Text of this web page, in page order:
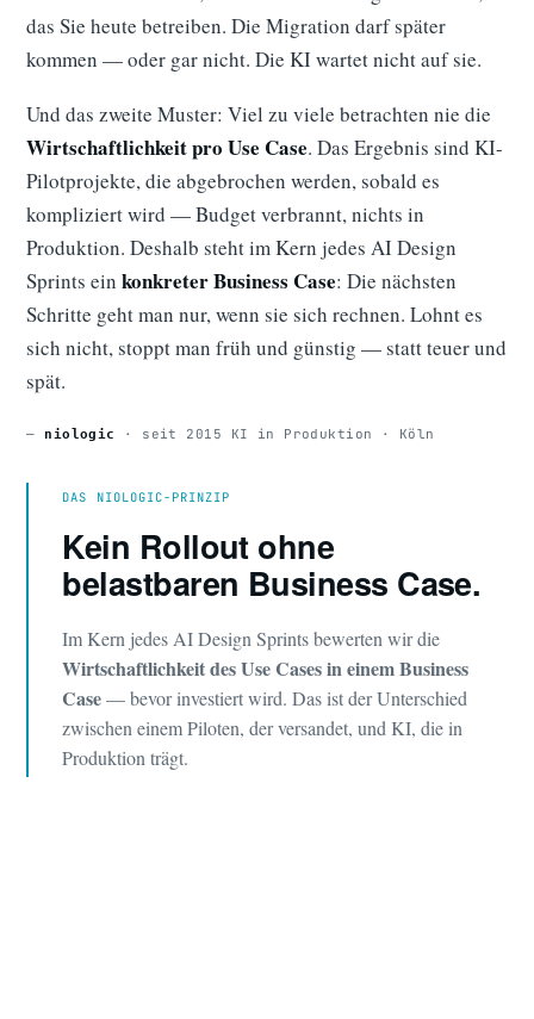
das Sie heute betreiben. Die Migration darf später
kommen — oder gar nicht. Die KI wartet nicht auf sie.
Und das zweite Muster: Viel zu viele betrachten nie die
Wirtschaftlichkeit pro Use Case. Das Ergebnis sind KI-
Pilotprojekte, die abgebrochen werden, sobald es
kompliziert wird — Budget verbrannt, nichts in
Produktion. Deshalb steht im Kern jedes AI Design
Sprints einkonkreter Business Case: Die nächsten
Schritte geht man nur, wenn sie sich rechnen. Lohnt es
sich nicht, stoppt man früh und günstig — statt teuer und
spät.
— niologic · seit 2015 KI in Produktion · Köln
DAS NIOLOGIC-PRINZIP
Kein Rollout ohne
belastbaren Business Case.
Im Kern jedes AI Design Sprints bewerten wir die
Wirtschaftlichkeit des Use Cases in einem Business
Case— bevor investiert wird. Das ist der Unterschied
zwischen einem Piloten, der versandet, und KI, die in
Produktion trägt.